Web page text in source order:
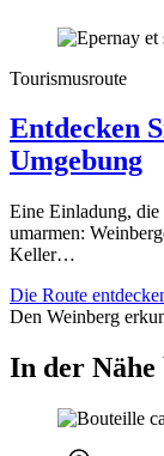
Tourismusroute
Entdecken
Umgebung
Eine Einladung,
umarmen:
Keller…
Die Route
Den Weinberg
In der